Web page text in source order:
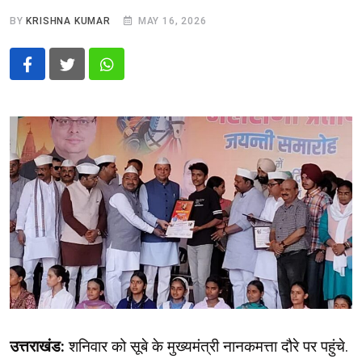
BY KRISHNA KUMAR MAY 16, 2026
Whatsapp
उत्तराखंड: शनिवार को सूबे के मुख्यमंत्री नानकमत्ता दौरे पर पहुंचे.